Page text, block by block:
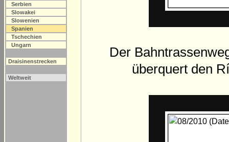
Serbien
Slowakei
Slowenien
Spanien
Tschechien
Ungarn
Draisinenstrecken
Weltweit
Der
überquert den